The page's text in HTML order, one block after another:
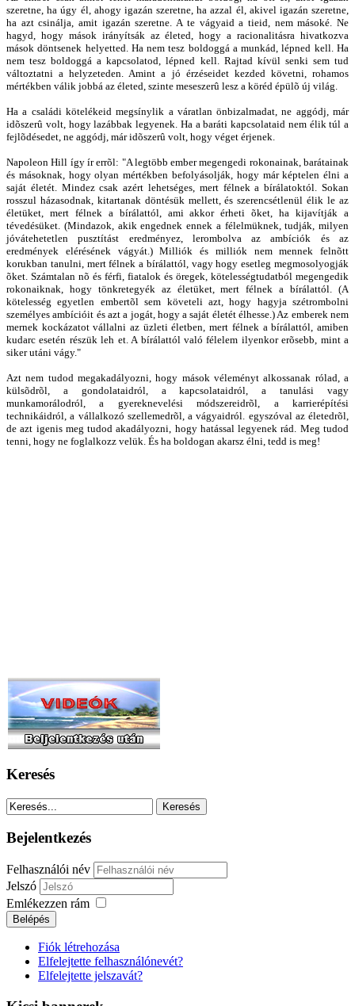
szeretne, ha úgy él, ahogy igazán szeretne, ha azzal él, akivel igazán szeretne,
ha azt csinálja, amit igazán szeretne. A te vágyaid a tieid, nem másoké. Ne
hagyd, hogy mások irányítsák az életed, hogy a racionalitásra hivatkozva
mások döntsenek helyetted. Ha nem tesz boldoggá a munkád, lépned kell. Ha
nem tesz boldoggá a kapcsolatod, lépned kell. Rajtad kívül senki sem tud
változtatni a helyzeteden. Amint a jó érzéseidet kezded követni, rohamos
mértékben válik jobbá az életed, szinte meseszerû lesz a köréd épülõ új világ.
Ha a családi kötelékeid megsínylik a váratlan önbizalmadat, ne aggódj, már
idõszerû volt, hogy lazábbak legyenek. Ha a baráti kapcsolataid nem élik túl a
fejlõdésedet, ne aggódj, már idõszerû volt, hogy véget érjenek.
Napoleon Hill így ír errõl: "A legtöbb ember megengedi rokonainak, barátainak
és másoknak, hogy olyan mértékben befolyásolják, hogy már képtelen élni a
saját életét. Mindez csak azért lehetséges, mert félnek a bírálatoktól. Sokan
rosszul házasodnak, kitartanak döntésük mellett, és szerencsétlenül élik le az
életüket, mert félnek a bírálattól, ami akkor érheti õket, ha kijavítják a
tévedésüket. (Mindazok, akik engednek ennek a félelmüknek, tudják, milyen
jóvátehetetlen pusztítást eredményez, lerombolva az ambíciók és az
eredmények elérésének vágyát.) Milliók és milliók nem mennek felnõtt
korukban tanulni, mert félnek a bírálattól, vagy hogy esetleg megmosolyogják
õket. Számtalan nõ és férfi, fiatalok és öregek, kötelességtudatból megengedik
rokonaiknak, hogy tönkretegyék az életüket, mert félnek a bírálattól. (A
kötelesség egyetlen embertõl sem követeli azt, hogy hagyja szétrombolni
személyes ambícióit és azt a jogát, hogy a saját életét élhesse.) Az emberek nem
mernek kockázatot vállalni az üzleti életben, mert félnek a bírálattól, amiben
kudarc esetén részük leh et. A bírálattól való félelem ilyenkor erõsebb, mint a
siker utáni vágy."
Azt nem tudod megakadályozni, hogy mások véleményt alkossanak rólad, a
külsõdrõl, a gondolataidról, a kapcsolataidról, a tanulási vagy
munkamorálodról, a gyereknevelési módszereidrõl, a karrierépítési
technikáidról, a vállalkozó szellemedrõl, a vágyaidról. egyszóval az életedrõl,
de azt igenis meg tudod akadályozni, hogy hatással legyenek rád. Meg tudod
tenni, hogy ne foglalkozz velük. És ha boldogan akarsz élni, tedd is meg!
Keresés
Bejelentkezés
Felhasználói név
Jelszó
Emlékezzen rám
Fiók létrehozása
Elfelejtette felhasználónevét?
Elfelejtette jelszavát?